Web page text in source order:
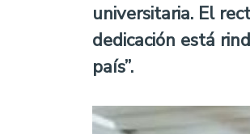
universitaria. El
dedicación está
país”.